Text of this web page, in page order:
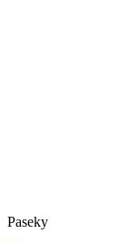
Paseky